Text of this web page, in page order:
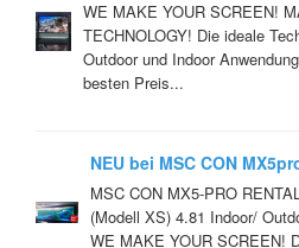
Hohe Qualität / Innovativ-
WE MAKE YOUR SCREEN!
TECHNOLOGY! Die ideale
Outdoor und Indoor
besten Preis...
NEU bei MSC CON
Indoor / Outdoor RENTAL
(Modell XS)
MSC CON MX5-PRO
(Modell XS) 4.81 Indoor/
WE MAKE YOUR SCREEN!